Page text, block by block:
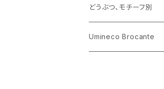
プレート
ホーロー
メタル
どうぶつ、モチーフ別
くま、ベア
Umineco Brocante